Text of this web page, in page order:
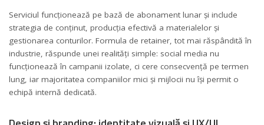
Serviciul funcționează pe bază de abonament lunar și include
strategia de conținut, producția efectivă a materialelor și
gestionarea conturilor. Formula de retainer, tot mai răspândită în
industrie, răspunde unei realități simple: social media nu
funcționează în campanii izolate, ci cere consecvență pe termen
lung, iar majoritatea companiilor mici și mijlocii nu își permit o
echipă internă dedicată.